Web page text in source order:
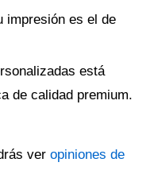
impresión es el de
está
de calidad premium.
ver opiniones de